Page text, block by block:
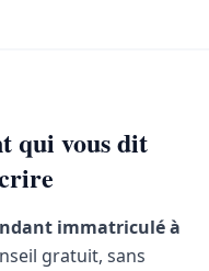
qui vous dit
immatriculé à
gratuit, sans